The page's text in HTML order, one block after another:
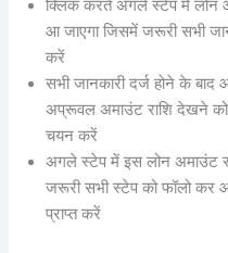
क्लिक करते अगले स्टेप में
आ जाएगा जिसमें जरूरी सभी
करें
सभी जानकारी दर्ज होने के बाद
अप्रूवल अमाउंट राशि देखने
चयन करें
अगले स्टेप में इस लोन अमाउंट
जरूरी सभी स्टेप को फॉलो कर
प्राप्त करें